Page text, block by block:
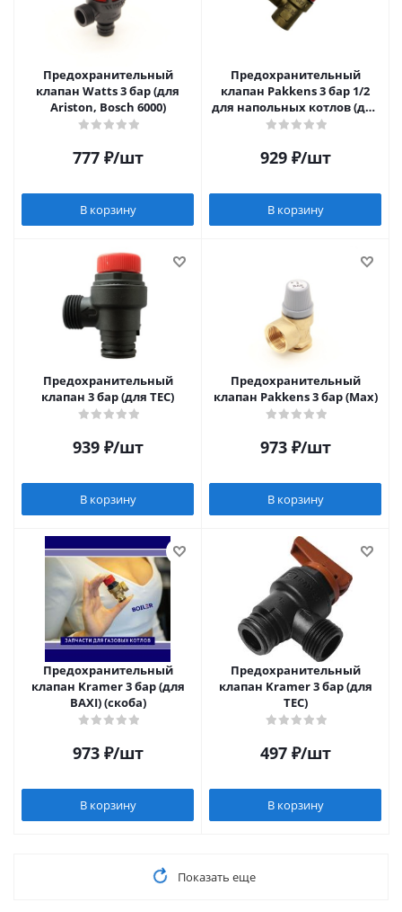
Предохранительный
клапан Watts 3 бар (для
Ariston, Bosch 6000)
777₽/шт
В корзину
Предохранительный
клапан Pakkens 3 бар 1/2
для напольных котлов (для
Baxi, Westen, Nova Florida)
929₽/шт
В корзину
Предохранительный
клапан 3 бар (для TEC)
939₽/шт
В корзину
Предохранительный
клапан Pakkens 3 бар (Max)
973₽/шт
В корзину
Предохранительный
клапан Kramer 3 бар (для
BAXI) (скоба)
973₽/шт
В корзину
Предохранительный
клапан Kramer 3 бар (для
TEC)
497₽/шт
В корзину
Показать еще